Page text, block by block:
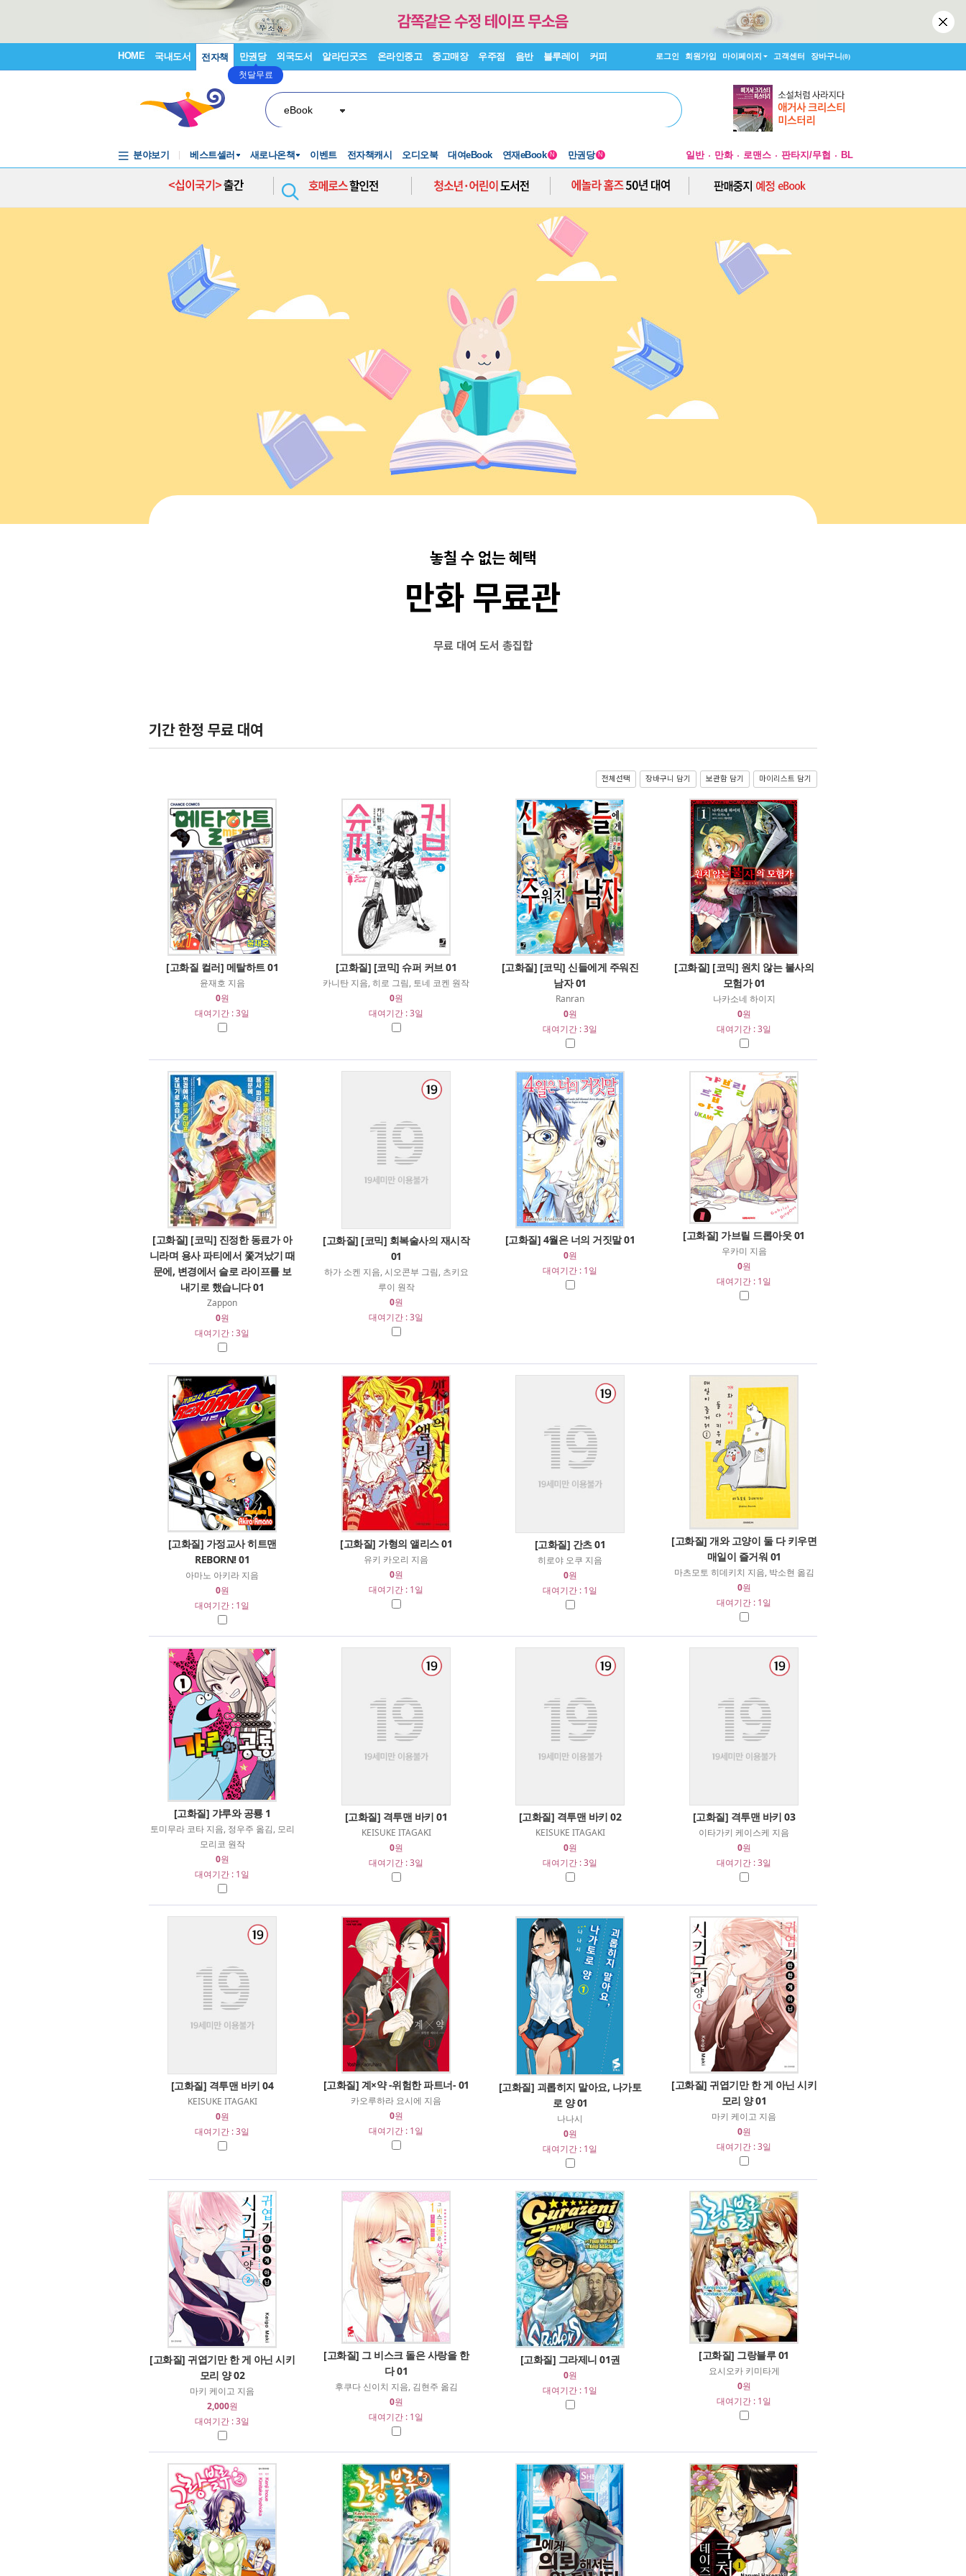
HOME 국내도서 전자책 만권당
첫달무료
외국도서 알라딘굿즈 온라인중고 중고매장 우주점 음반 블루레이 커피 로그인 회원가입 마이페이지 고객센터 장바구니(0)
eBook
분야보기 베스트셀러 새로나온책 이벤트 전자책캐시 오디오북 대여eBook 연재eBook N 만권당 N 일반 만화 로맨스 판타지/무협 BL
놓칠 수 없는 혜택
만화 무료관
무료 대여 도서 총집합
기간 한정 무료 대여
전체선택 장바구니 담기 보관함 담기 마이리스트 담기
[고화질 컬러] 메탈하트 01
윤재호 지음
0원
대여기간 : 3일
[고화질] [코믹] 슈퍼 커브 01
카니탄 지음, 히로 그림, 토네 코켄 원작
0원
대여기간 : 3일
[고화질] [코믹] 신들에게 주워진
남자 01
Ranran
0원
대여기간 : 3일
[고화질] [코믹] 원치 않는 불사의
모험가 01
나카소네 하이지
0원
대여기간 : 3일
[고화질] [코믹] 진정한 동료가 아
니라며 용사 파티에서 쫓겨났기 때
문에, 변경에서 슬로 라이프를 보
내기로 했습니다 01
Zappon
0원
대여기간 : 3일
[고화질] [코믹] 회복술사의 재시작
01
하가 소켄 지음, 시오콘부 그림, 츠키요
루이 원작
0원
대여기간 : 3일
[고화질] 4월은 너의 거짓말 01
0원
대여기간 : 1일
[고화질] 가브릴 드롭아웃 01
우카미 지음
0원
대여기간 : 1일
[고화질] 가정교사 히트맨
REBORN! 01
아마노 아키라 지음
0원
대여기간 : 1일
[고화질] 가형의 앨리스 01
유키 카오리 지음
0원
대여기간 : 1일
[고화질] 간츠 01
히로야 오쿠 지음
0원
대여기간 : 1일
[고화질] 개와 고양이 둘 다 키우면
매일이 즐거워 01
마츠모토 히데키치 지음, 박소현 옮김
0원
대여기간 : 1일
[고화질] 갸루와 공룡 1
토미무라 코타 지음, 정우주 옮김, 모리
모리코 원작
0원
대여기간 : 1일
[고화질] 격투맨 바키 01
KEISUKE ITAGAKI
0원
대여기간 : 3일
[고화질] 격투맨 바키 02
KEISUKE ITAGAKI
0원
대여기간 : 3일
[고화질] 격투맨 바키 03
이타가키 케이스케 지음
0원
대여기간 : 3일
[고화질] 격투맨 바키 04
KEISUKE ITAGAKI
0원
대여기간 : 3일
[고화질] 계×약 -위험한 파트너- 01
카오루하라 요시에 지음
0원
대여기간 : 1일
[고화질] 괴롭히지 말아요, 나가토
로 양 01
나나시
0원
대여기간 : 1일
[고화질] 귀엽기만 한 게 아닌 시키
모리 양 01
마키 케이고 지음
0원
대여기간 : 3일
[고화질] 귀엽기만 한 게 아닌 시키
모리 양 02
마키 케이고 지음
2,000원
대여기간 : 3일
[고화질] 그 비스크 돌은 사랑을 한
다 01
후쿠다 신이치 지음, 김현주 옮김
0원
대여기간 : 1일
[고화질] 그라제니 01권
0원
대여기간 : 1일
[고화질] 그랑블루 01
요시오카 키미타게
0원
대여기간 : 1일